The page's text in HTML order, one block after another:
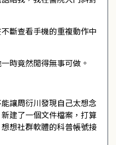
斷查看手機的重複動作中
時竟然閒得無事可做。
讓周衍川發現自己太想念
建了一個文件檔案，打算
想社群軟體的科普帳號接